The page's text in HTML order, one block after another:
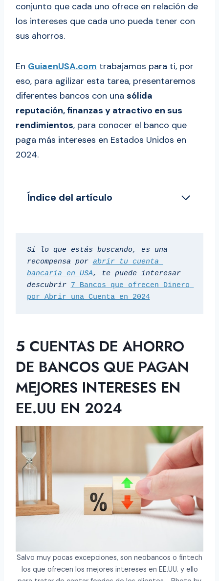
conjunto que cada uno ofrece en relación de
los intereses que cada uno pueda tener con
sus ahorros.
En GuiaenUSA.com trabajamos para ti, por
eso, para agilizar esta tarea, presentaremos
diferentes bancos con una sólida
reputación, finanzas y atractivo en sus
rendimientos, para conocer el banco que
paga más intereses en Estados Unidos en
2024.
Índice del artículo
Otras 5 Cuentas Bancarias de ahorro
de alto rendimiento que debes
considerar
Factores que influyen en qué banco
invertir dinero? 5 puntos a valorar:
¿Por qué buscar dónde puedo ahorrar
mi dinero y ganar intereses Estados
Unidos?
Si lo que estás buscando, es una
recompensa por abrir tu cuenta
bancaría en USA, te puede interesar
descubrir 7 Bancos que ofrecen Dinero
por Abrir una Cuenta en 2024
5 CUENTAS DE AHORRO
DE BANCOS QUE PAGAN
MEJORES INTERESES EN
EE.UU EN 2024
Salvo muy pocas excepciones, son neobancos o fintech
los que ofrecen los mejores intereses en EE.UU. y ello